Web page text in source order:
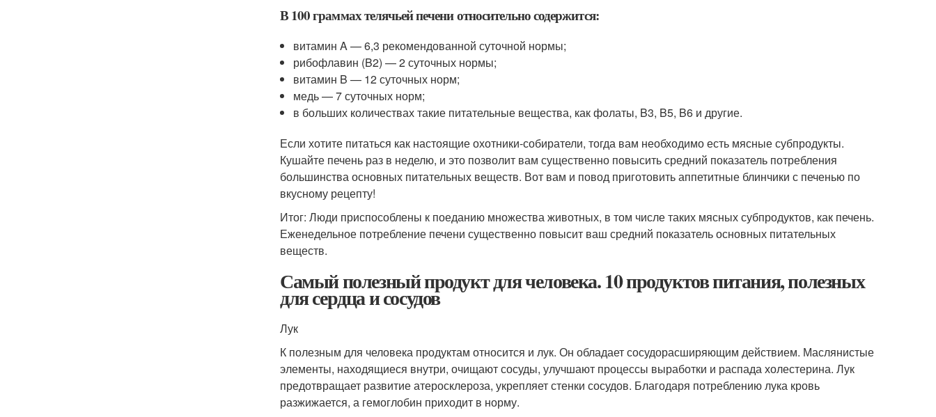
В 100 граммах телячьей печени относительно содержится:
витамин A — 6,3 рекомендованной суточной нормы;
рибофлавин (B2) — 2 суточных нормы;
витамин B — 12 суточных норм;
медь — 7 суточных норм;
в больших количествах такие питательные вещества, как фолаты, B3, B5, B6 и другие.
Если хотите питаться как настоящие охотники-собиратели, тогда вам необходимо есть мясные субпродукты.
Кушайте печень раз в неделю, и это позволит вам существенно повысить средний показатель потребления
большинства основных питательных веществ. Вот вам и повод приготовить аппетитные блинчики с печенью по
вкусному рецепту!
Итог: Люди приспособлены к поеданию множества животных, в том числе таких мясных субпродуктов, как печень.
Еженедельное потребление печени существенно повысит ваш средний показатель основных питательных
веществ.
Самый полезный продукт для человека. 10 продуктов питания, полезных
для сердца и сосудов
Лук
К полезным для человека продуктам относится и лук. Он обладает сосудорасширяющим действием. Маслянистые
элементы, находящиеся внутри, очищают сосуды, улучшают процессы выработки и распада холестерина. Лук
предотвращает развитие атеросклероза, укрепляет стенки сосудов. Благодаря потреблению лука кровь
разжижается, а гемоглобин приходит в норму.